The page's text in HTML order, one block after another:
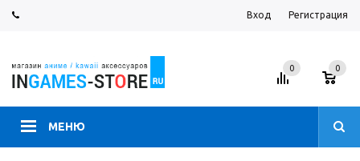
Вход Регистрация
МЕНЮ
0 0